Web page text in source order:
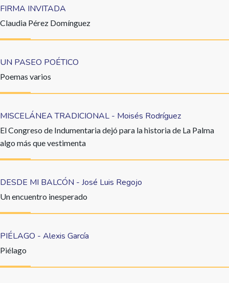
FIRMA INVITADA
Claudia Pérez Domínguez
UN PASEO POÉTICO
Poemas varios
MISCELÁNEA TRADICIONAL - Moisés Rodríguez
El Congreso de Indumentaria dejó para la historia de La Palma
algo más que vestimenta
DESDE MI BALCÓN - José Luis Regojo
Un encuentro inesperado
PIÉLAGO - Alexis García
Piélago